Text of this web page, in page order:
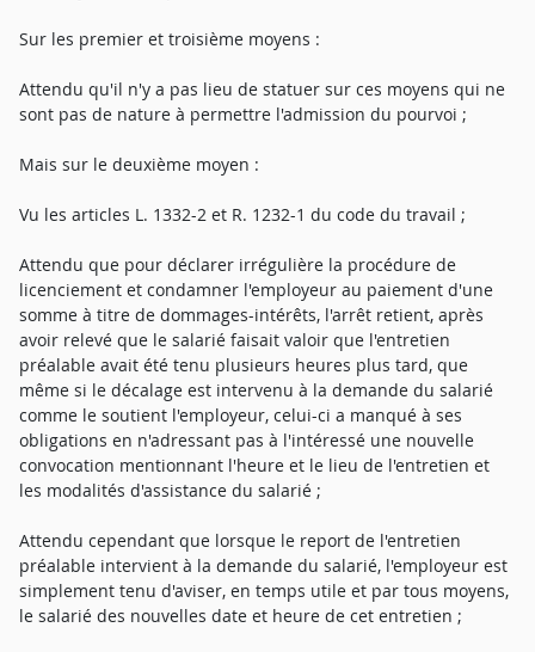
Sur les premier et troisième moyens :
Attendu qu'il n'y a pas lieu de statuer sur ces moyens qui ne
sont pas de nature à permettre l'admission du pourvoi ;
Mais sur le deuxième moyen :
Vu les articles L. 1332-2 et R. 1232-1 du code du travail ;
Attendu que pour déclarer irrégulière la procédure de
licenciement et condamner l'employeur au paiement d'une
somme à titre de dommages-intérêts, l'arrêt retient, après
avoir relevé que le salarié faisait valoir que l'entretien
préalable avait été tenu plusieurs heures plus tard, que
même si le décalage est intervenu à la demande du salarié
comme le soutient l'employeur, celui-ci a manqué à ses
obligations en n'adressant pas à l'intéressé une nouvelle
convocation mentionnant l'heure et le lieu de l'entretien et
les modalités d'assistance du salarié ;
Attendu cependant que lorsque le report de l'entretien
préalable intervient à la demande du salarié, l'employeur est
simplement tenu d'aviser, en temps utile et par tous moyens,
le salarié des nouvelles date et heure de cet entretien ;